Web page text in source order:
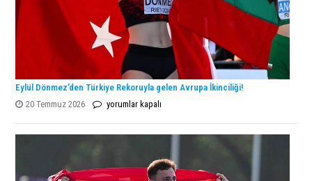
Eylül Dönmez’den Türkiye Rekoruyla gelen Avrupa İkinciliği!
20 Temmuz 2026
Eylül
Türkiye
gelen
yorumlar kapalı